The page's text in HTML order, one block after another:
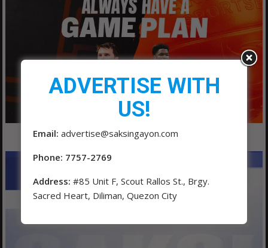
ADVERTISE WITH
US!
Email: advertise@saksingayon.com
Phone: 7757-2769
Address: #85 Unit F, Scout Rallos St., Brgy.
Sacred Heart, Diliman, Quezon City